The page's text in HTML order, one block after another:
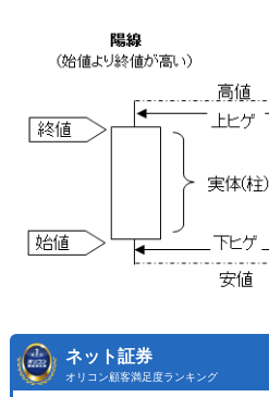
ネット証券
オリコン顧客満足度ランキング